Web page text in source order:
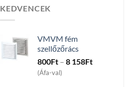
KEDVENCEK
VMVM fém
szellőzőrács
800Ft – 8 158FtPrice
(Áfa-val)